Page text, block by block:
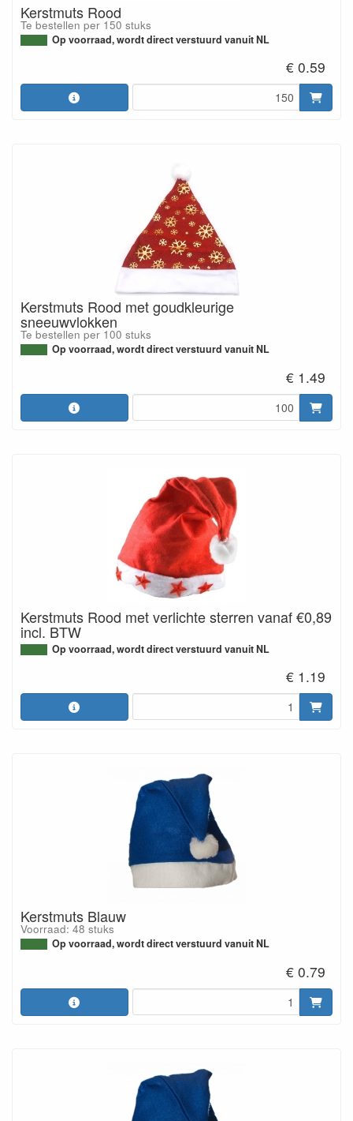
Kerstmuts Rood
Te bestellen per 150 stuks
Op voorraad, wordt direct verstuurd vanuit NL
€ 0.59
Kerstmuts Rood met goudkleurige
sneeuwvlokken
Te bestellen per 100 stuks
Op voorraad, wordt direct verstuurd vanuit NL
€ 1.49
Kerstmuts Rood met verlichte sterren vanaf €0,89
incl. BTW
Op voorraad, wordt direct verstuurd vanuit NL
€ 1.19
Kerstmuts Blauw
Voorraad: 48 stuks
Op voorraad, wordt direct verstuurd vanuit NL
€ 0.79